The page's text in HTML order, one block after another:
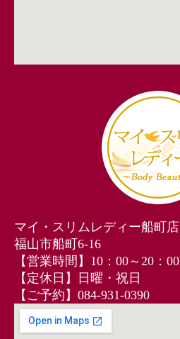
マイ・スリムレディー船町店
福山市船町6-16
【営業時間】10：00～20：00
【定休日】日曜・祝日
【ご予約】084-931-0390